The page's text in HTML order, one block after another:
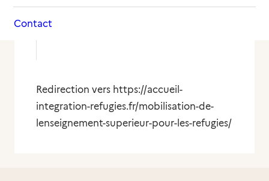
Contact
Redirection vers https://accueil-
integration-refugies.fr/mobilisation-de-
lenseignement-superieur-pour-les-refugies/